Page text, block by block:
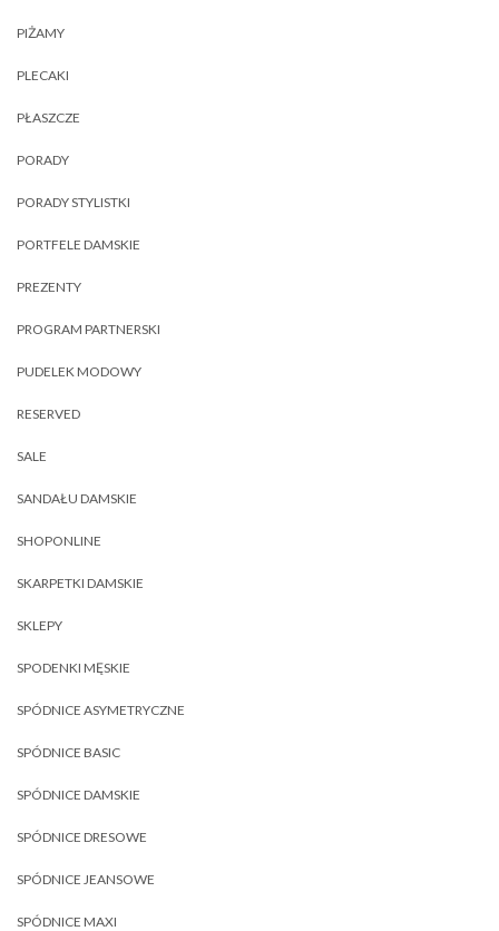
PIŻAMY
PLECAKI
PŁASZCZE
PORADY
PORADY STYLISTKI
PORTFELE DAMSKIE
PREZENTY
PROGRAM PARTNERSKI
PUDELEK MODOWY
RESERVED
SALE
SANDAŁU DAMSKIE
SHOPONLINE
SKARPETKI DAMSKIE
SKLEPY
SPODENKI MĘSKIE
SPÓDNICE ASYMETRYCZNE
SPÓDNICE BASIC
SPÓDNICE DAMSKIE
SPÓDNICE DRESOWE
SPÓDNICE JEANSOWE
SPÓDNICE MAXI